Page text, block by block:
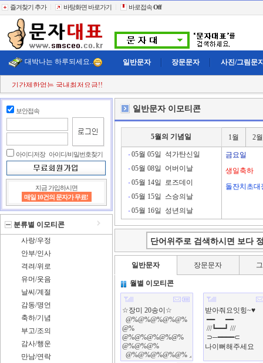
즐겨찾기 추가 바탕화면 바로가기 바로접속Off
대박나는 하루되세요.. 일반문자 장문문자 사진/그림문
기간제한없는 국내최저요금!!
첫 구매시+11% 추가적립!!
결젝금액의
충전금액의
희망단가신청! 타사이트보다 저렴하게..
빠르고 정확한 문자대표!!
전송실패건 100% 환불보상!!
보안접속
아이디저장 아이디/비밀번호찾기
지금 가입하시면
매일 10건의 문자가 무료!
분류별 이모티콘
사랑/우정
안부/인사
격려/위로
유머/웃음
날씨/계절
감동/명언
축하/기념
부고/조의
감사/행운
만남/연락
일반문자 이모티콘
5월의 기념일 1월 2월
05월 05일 석가탄신일
05월 08일 어버이날
05월 14일 로즈데이
05월 15일 스승의날
05월 16일 성년의날
금요일
생일축하
돌잔치초대
일반문자 장문문자
월별 이모티콘